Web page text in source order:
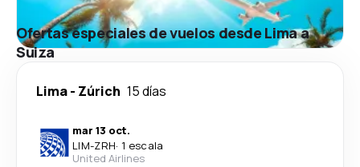
Ofertas especiales de vuelos desde Lima a
Suiza
Lima- Zúrich 15 días
mar 13 oct.
LIM-ZRH· 1 escala
United Airlines